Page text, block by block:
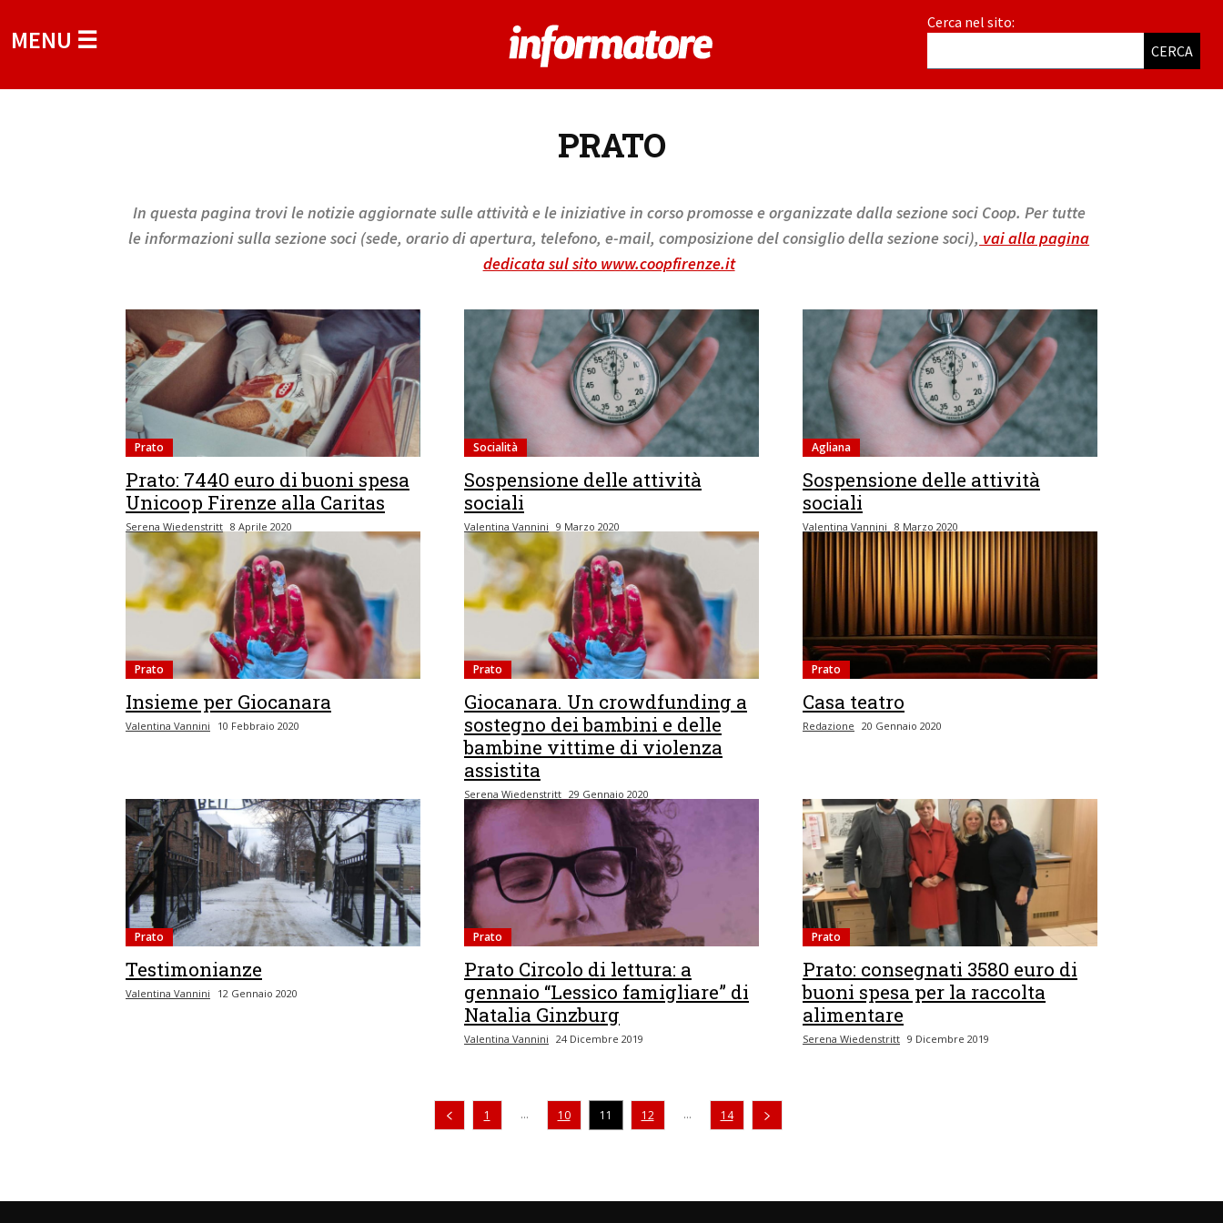
MENU ☰
Cerca nel sito:
CERCA
PRATO
In questa pagina trovi le notizie aggiornate sulle attività e le iniziative in corso promosse e organizzate dalla sezione soci Coop. Per tutte
le informazioni sulla sezione soci (sede, orario di apertura, telefono, e-mail, composizione del consiglio della sezione soci), vai alla pagina
dedicata sul sito www.coopfirenze.it
Prato
Prato: 7440 euro di buoni spesa
Unicoop Firenze alla Caritas
Serena Wiedenstritt 8 Aprile 2020
Socialità
Sospensione delle attività
sociali
Valentina Vannini 9 Marzo 2020
Agliana
Sospensione delle attività
sociali
Valentina Vannini 8 Marzo 2020
Prato
Insieme per Giocanara
Valentina Vannini 10 Febbraio 2020
Prato
Giocanara. Un crowdfunding a
sostegno dei bambini e delle
bambine vittime di violenza
assistita
Serena Wiedenstritt 29 Gennaio 2020
Prato
Casa teatro
Redazione 20 Gennaio 2020
Prato
Testimonianze
Valentina Vannini 12 Gennaio 2020
Prato
Prato Circolo di lettura: a
gennaio “Lessico famigliare” di
Natalia Ginzburg
Valentina Vannini 24 Dicembre 2019
Prato
Prato: consegnati 3580 euro di
buoni spesa per la raccolta
alimentare
Serena Wiedenstritt 9 Dicembre 2019
Pagina precedente
1 ... 10 11 12 ... 14